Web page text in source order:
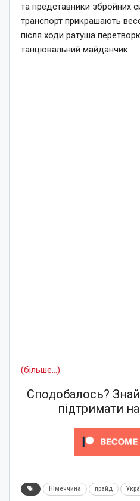
та представники збройних
транспорт прикрашають
після ходи ратуша
танцювальний майданчик.
(більше…)
Сподобалось?
підтримати
Німеччина прайд